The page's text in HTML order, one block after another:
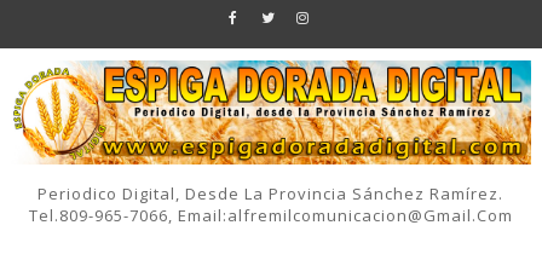
Periodico Digital, Desde La Provincia Sánchez Ramírez.
Tel.809-965-7066, Email:alfremilcomunicacion@gmail.com